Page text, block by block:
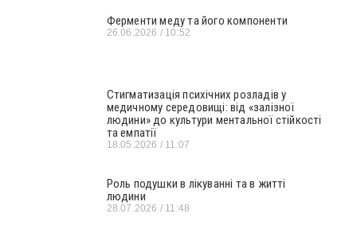
Ферменти меду та його компоненти
26.06.2026 10:52
Стигматизація психічних розладів у
медичному середовищі: від «залізної
людини» до культури ментальної стійкості
та емпатії
18.05.2026 11:07
Роль подушки в лікуванні та в житті
людини
28.07.2026 11:48